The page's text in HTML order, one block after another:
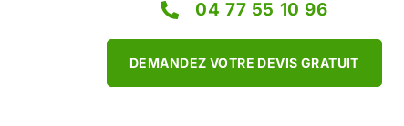
04 77 55 10 96
DEMANDEZ VOTRE DEVIS GRATUIT